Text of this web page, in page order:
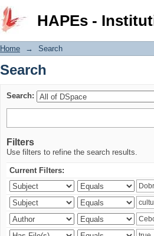
HAPEs -
Search
Home → Search
Search
Search:
Filters
Use filters to refine the search results.
Current Filters: